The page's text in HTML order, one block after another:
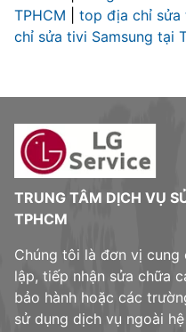
TPHCM
top địa chỉ sửa
chỉ sửa tivi Samsung tại
TRUNG TÂM DỊCH VỤ
TPHCM
Chúng tôi là đơn vị
lập, tiếp nhận sửa chữa
bảo hành hoặc các
sử dụng dịch vụ ngoài